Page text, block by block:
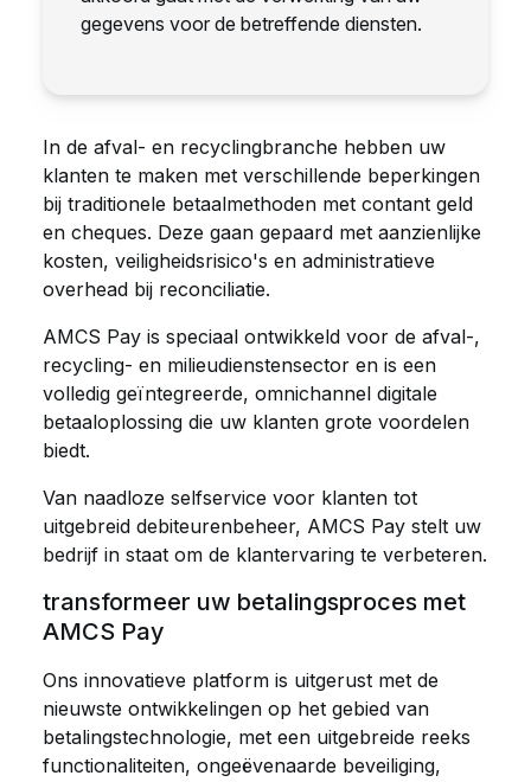
In de afval- en recyclingbranche hebben uw
klanten te maken met verschillende beperkingen
bij traditionele betaalmethoden met contant geld
en cheques. Deze gaan gepaard met aanzienlijke
kosten, veiligheidsrisico's en administratieve
overhead bij reconciliatie.
AMCS Pay is speciaal ontwikkeld voor de afval-,
recycling- en milieudienstensector en is een
volledig geïntegreerde, omnichannel digitale
betaaloplossing die uw klanten grote voordelen
biedt.
Van naadloze selfservice voor klanten tot
uitgebreid debiteurenbeheer, AMCS Pay stelt uw
bedrijf in staat om de klantervaring te verbeteren.
transformeer uw betalingsproces met
AMCS Pay
Ons innovatieve platform is uitgerust met de
nieuwste ontwikkelingen op het gebied van
betalingstechnologie, met een uitgebreide reeks
functionaliteiten, ongeëvenaarde beveiliging,